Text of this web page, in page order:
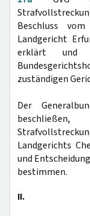
Beschluss
Landgericht
erklärt und
zuständigen
Der
Landgerichts
und
bestimmen.
II.